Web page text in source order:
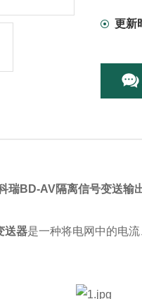
更新
瑞BD-AV隔离信号变送输
送器是一种将电网中的电